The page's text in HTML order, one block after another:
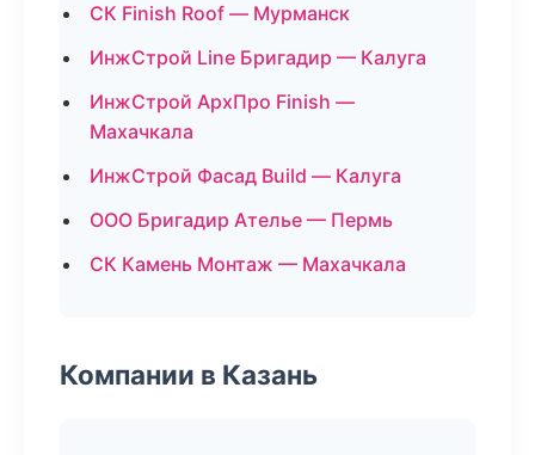
СК Finish Roof — Мурманск
ИнжСтрой Line Бригадир — Калуга
ИнжСтрой АрхПро Finish —
Махачкала
ИнжСтрой Фасад Build — Калуга
ООО Бригадир Ателье — Пермь
СК Камень Монтаж — Махачкала
Компании в Казань